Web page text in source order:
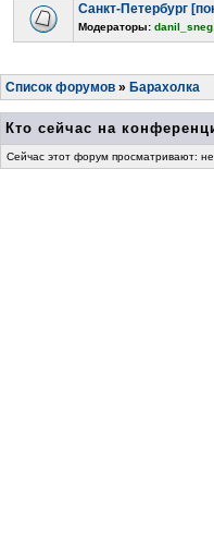
Санкт-Петербург
Модераторы: danil_sneg
Список форумов » Барахолка
Кто сейчас на
Сейчас этот форум просматривают: